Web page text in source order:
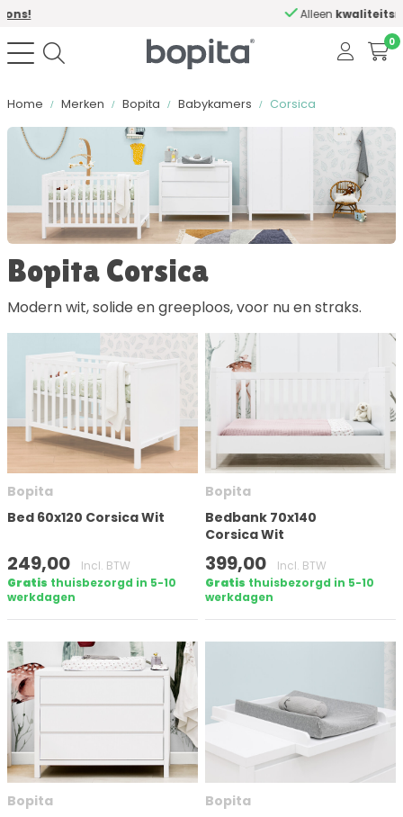
kwaliteitsmerken
0
Home Merken Bopita Babykamers Corsica
Sorteer op
Kleur
Materiaal
Bevat softclose
Aantal lades
Aantal deuren
Matrasmaat (cm)
Hoogte
Op voorraad
Filter toepassen
Bopita Corsica
Modern wit, solide en greeploos, voor nu en straks.
Bopita
Bed 60x120 Corsica Wit
249,00
Incl. BTW
Gratis thuisbezorgd in 5-10
werkdagen
Bopita
Bedbank 70x140
Corsica Wit
399,00
Incl. BTW
Gratis thuisbezorgd in 5-10
werkdagen
Bopita
Bopita